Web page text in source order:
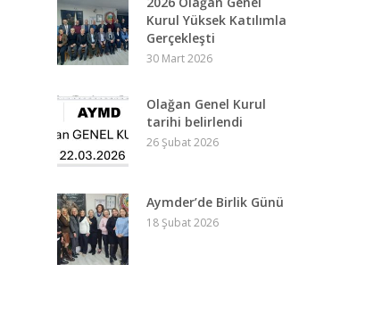
Kurul Yüksek Katılımla
Gerçekleşti
30 Mart 2026
Olağan Genel Kurul
tarihi belirlendi
26 Şubat 2026
Aymder’de Birlik Günü
18 Şubat 2026